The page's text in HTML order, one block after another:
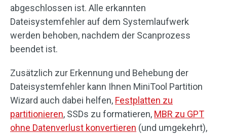
abgeschlossen ist. Alle erkannten
Dateisystemfehler auf dem Systemlaufwerk
werden behoben, nachdem der Scanprozess
beendet ist.
Zusätzlich zur Erkennung und Behebung der
Dateisystemfehler kann Ihnen MiniTool Partition
Wizard auch dabei helfen, Festplatten zu
partitionieren, SSDs zu formatieren, MBR zu GPT
ohne Datenverlust konvertieren (und umgekehrt),